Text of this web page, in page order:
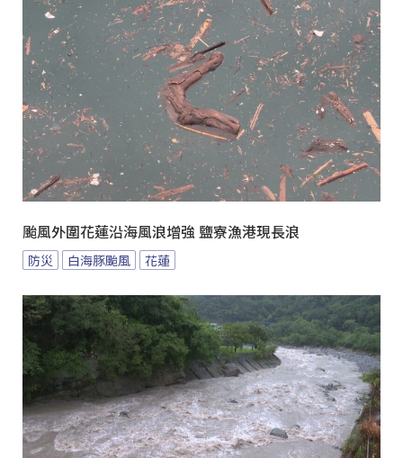
颱風外圍花蓮沿海風浪增強 鹽寮漁港現長浪
防災 白海豚颱風 花蓮